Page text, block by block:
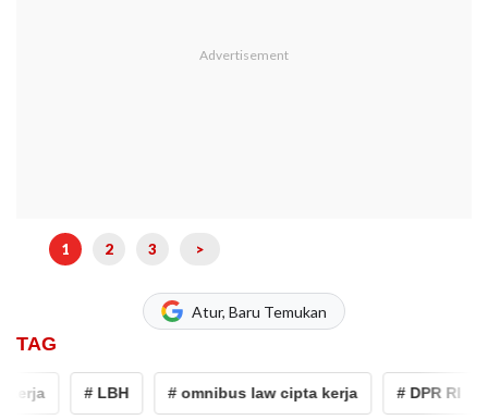
1 2 3 >
Atur, Baru Temukan
TAG
# LBH # omnibus law cipta kerja # DPR RI